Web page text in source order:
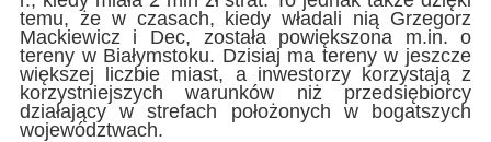
temu, że w czasach, kiedy władali nią Grzegorz
Mackiewicz i Dec, została powiększona m.in. o
tereny w Białymstoku. Dzisiaj ma tereny w jeszcze
większej liczbie miast, a inwestorzy korzystają z
korzystniejszych warunków niż przedsiębiorcy
działający w strefach położonych w bogatszych
województwach.